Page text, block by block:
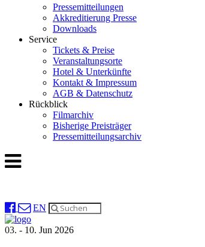
Pressemitteilungen
Akkreditierung Presse
Downloads
Service
Tickets & Preise
Veranstaltungsorte
Hotel & Unterkünfte
Kontakt & Impressum
AGB & Datenschutz
Rückblick
Filmarchiv
Bisherige Preisträger
Pressemitteilungsarchiv
EN
03. - 10. Jun 2026